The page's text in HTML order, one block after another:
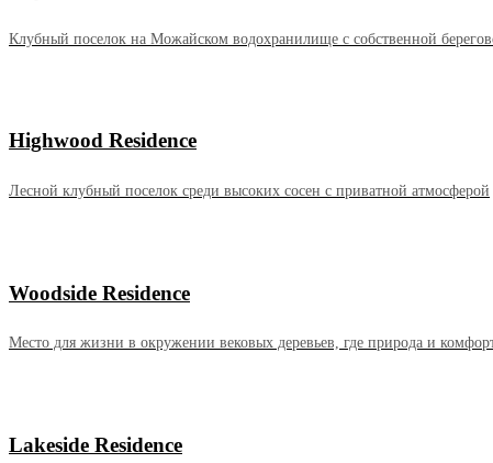
Клубный поселок на Можайском водохранилище с собственной
Highwood Residence
Лесной клубный поселок среди высоких сосен с приватной атмосферой
Woodside Residence
Место для жизни в окружении вековых деревьев, где природа и
Lakeside Residence